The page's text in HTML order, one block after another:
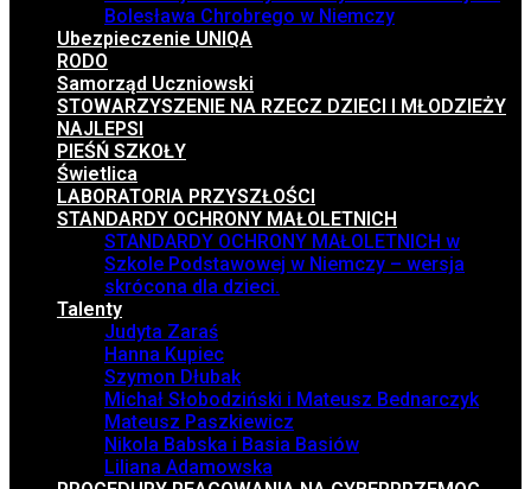
Bolesława Chrobrego w Niemczy
Ubezpieczenie UNIQA
RODO
Samorząd Uczniowski
STOWARZYSZENIE NA RZECZ DZIECI I MŁODZIEŻY
NAJLEPSI
PIEŚŃ SZKOŁY
Świetlica
LABORATORIA PRZYSZŁOŚCI
STANDARDY OCHRONY MAŁOLETNICH
STANDARDY OCHRONY MAŁOLETNICH w
Szkole Podstawowej w Niemczy – wersja
skrócona dla dzieci.
Talenty
Judyta Zaraś
Hanna Kupiec
Szymon Dłubak
Michał Słobodziński i Mateusz Bednarczyk
Mateusz Paszkiewicz
Nikola Babska i Basia Basiów
Liliana Adamowska